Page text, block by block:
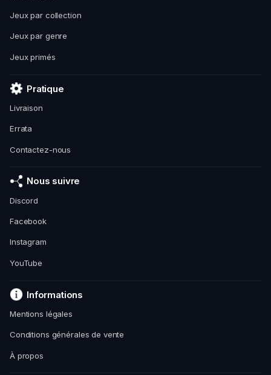
Jeux par collection
Jeux par genre
Jeux primés
Pratique
Livraison
Errata
Contactez-nous
Nous suivre
Discord
Facebook
Instagram
YouTube
Informations
Mentions légales
Conditions générales de vente
À propos